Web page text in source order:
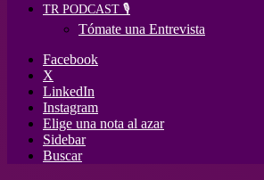
TR PODCAST 🎙️
Tómate una Entrevista
Facebook
X
LinkedIn
Instagram
Elige una nota al azar
Sidebar
Buscar